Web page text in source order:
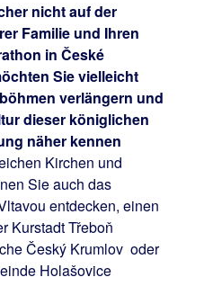
nicht auf der
Familie und Ihren
in České
Sie vielleicht
verlängern und
dieser königlichen
näher kennen
Kirchen und
Sie auch das
entdecken, einen
Kurstadt Třeboň
Český Krumlov oder
Holašovice